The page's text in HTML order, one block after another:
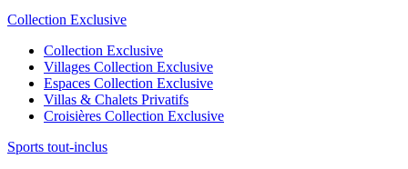
Collection Exclusive
Collection Exclusive
Villages Collection Exclusive
Espaces Collection Exclusive
Villas & Chalets Privatifs
Croisières Collection Exclusive
Sports tout-inclus